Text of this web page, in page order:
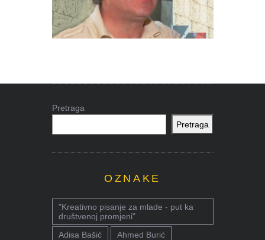
Pretraga
Pretraga
OZNAKE
"Kreativno pisanje za mlade - put ka
društvenoj promjeni"
Adisa Bašić
Ahmed Burić